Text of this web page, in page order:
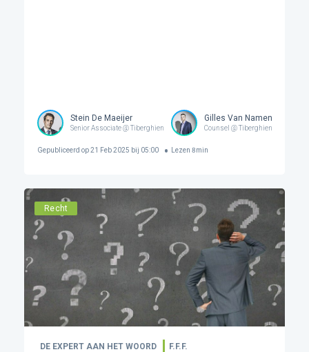
Stein De Maeijer
Senior Associate @ Tiberghien
Gilles Van Namen
Counsel @ Tiberghien
Gepubliceerd op21 Feb 2025 bij 05:00 Lezen 8min
Recht
DE EXPERT AAN HET WOORD F.F.F.